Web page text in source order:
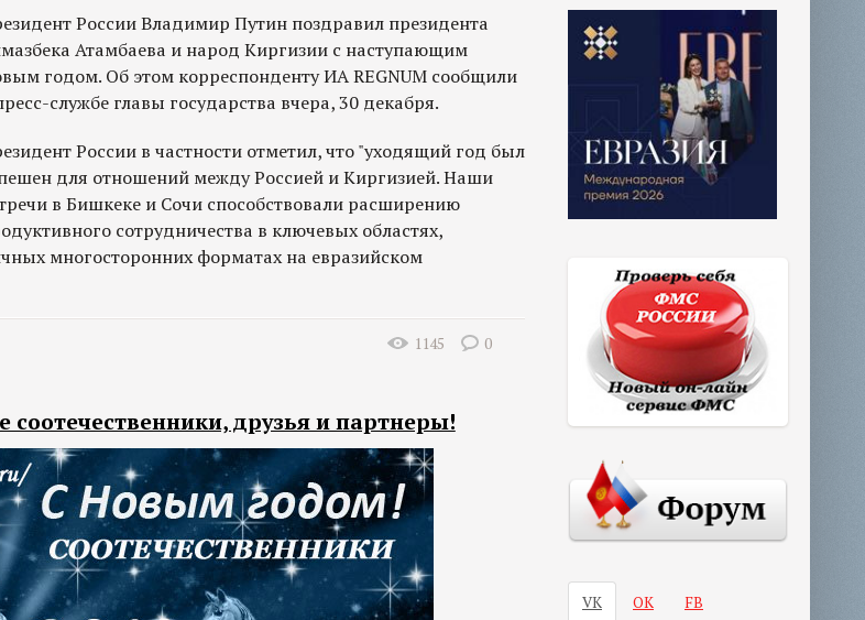
России Владимир Путин поздравил президента
Атамбаева и народ Киргизии с наступающим
годом. Об этом корреспонденту ИА REGNUM сообщили
службе главы государства вчера, 30 декабря.
России в частности отметил, что "уходящий год был
для отношений между Россией и Киргизией. Наши
в Бишкеке и Сочи способствовали расширению
сотрудничества в ключевых областях,
многосторонних форматах на евразийском
1145 0
друзья и партнеры!
VK ОК FB